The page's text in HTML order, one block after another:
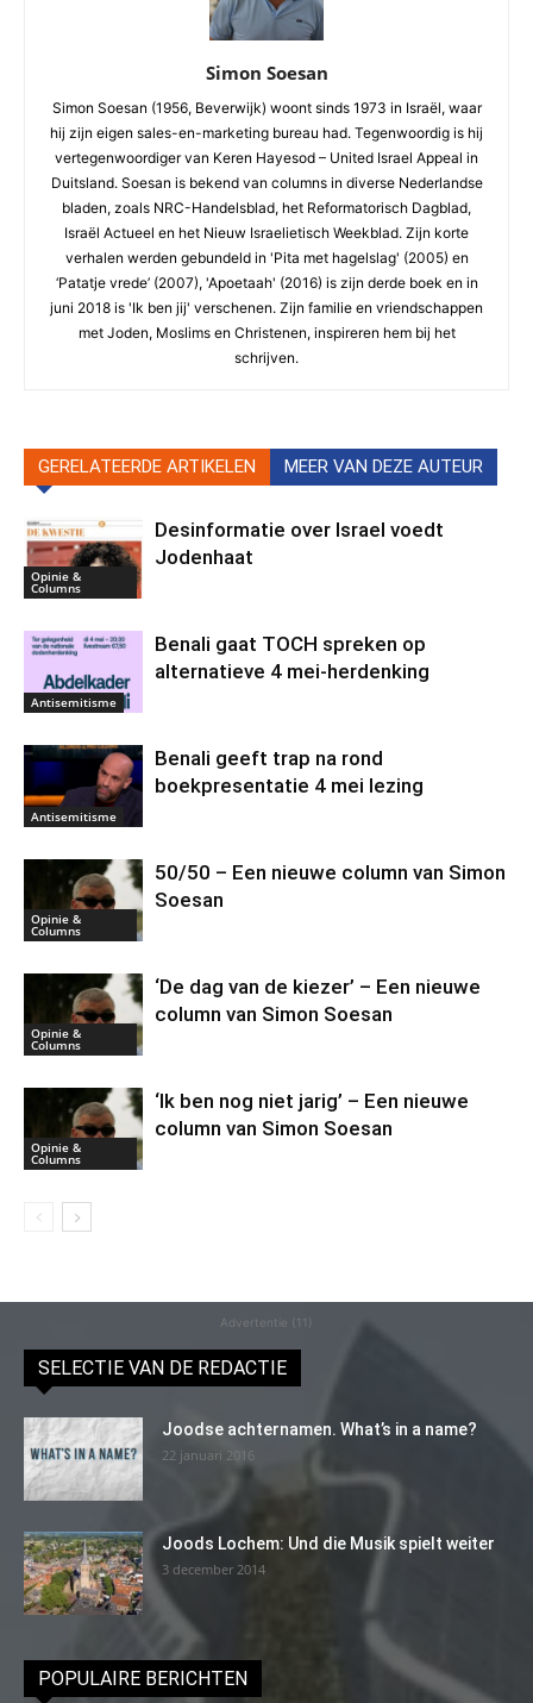
Simon Soesan
Simon Soesan (1956, Beverwijk) woont sinds 1973 in Israël, waar
hij zijn eigen sales-en-marketing bureau had. Tegenwoordig is hij
vertegenwoordiger van Keren Hayesod – United Israel Appeal in
Duitsland. Soesan is bekend van columns in diverse Nederlandse
bladen, zoals NRC-Handelsblad, het Reformatorisch Dagblad,
Israël Actueel en het Nieuw Israelietisch Weekblad. Zijn korte
verhalen werden gebundeld in 'Pita met hagelslag' (2005) en
‘Patatje vrede’ (2007), 'Apoetaah' (2016) is zijn derde boek en in
juni 2018 is 'Ik ben jij' verschenen. Zijn familie en vriendschappen
met Joden, Moslims en Christenen, inspireren hem bij het
schrijven.
GERELATEERDE ARTIKELEN MEER VAN DEZE AUTEUR
Opinie &
Columns
Desinformatie over Israel voedt
Jodenhaat
Antisemitisme
Benali gaat TOCH spreken op
alternatieve 4 mei-herdenking
Antisemitisme
Benali geeft trap na rond
boekpresentatie 4 mei lezing
Opinie &
Columns
50/50 – Een nieuwe column van Simon
Soesan
Opinie &
Columns
‘De dag van de kiezer’ – Een nieuwe
column van Simon Soesan
Opinie &
Columns
‘Ik ben nog niet jarig’ – Een nieuwe
column van Simon Soesan
Advertentie (11)
SELECTIE VAN DE REDACTIE
Joodse achternamen. What’s in a name?
22 januari 2016
Joods Lochem: Und die Musik spielt weiter
3 december 2014
POPULAIRE BERICHTEN